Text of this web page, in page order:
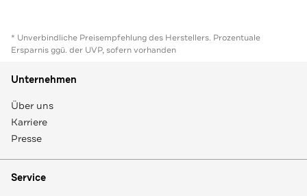
* Unverbindliche Preisempfehlung des Herstellers. Prozentuale
Ersparnis ggü. der UVP, sofern vorhanden
Unternehmen
Über uns
Karriere
Presse
Service